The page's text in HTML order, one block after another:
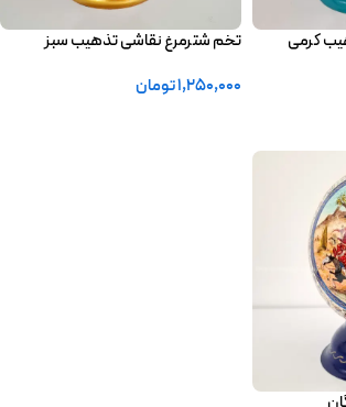
کرمی
تخم شترمرغ نقاشی تذهیب سبز
1,250,000تومان